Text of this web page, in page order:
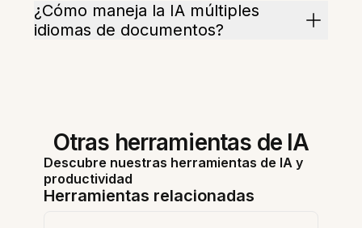
¿Cómo maneja la IA múltiples
idiomas de documentos?
Otras herramientas de IA
Descubre nuestras herramientas de IA y
productividad
Herramientas relacionadas